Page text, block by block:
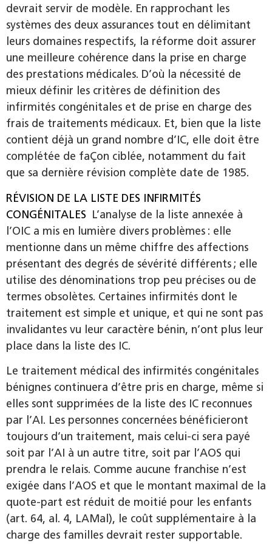
devrait servir de modèle. En rapprochant les
systèmes des deux assurances tout en délimitant
leurs domaines respectifs, la réforme doit assurer
une meilleure cohérence dans la prise en charge
des prestations médicales. D’où la nécessité de
mieux définir les critères de définition des
infirmités congénitales et de prise en charge des
frais de traitements médicaux. Et, bien que la liste
contient déjà un grand nombre d’IC, elle doit être
complétée de faÇon ciblée, notamment du fait
que sa dernière révision complète date de 1985.
RÉVISION DE LA LISTE DES INFIRMITÉS
CONGÉNITALES L’analyse de la liste annexée à
l’OIC a mis en lumière divers problèmes : elle
mentionne dans un même chiffre des affections
présentant des degrés de sévérité différents ; elle
utilise des dénominations trop peu précises ou de
termes obsolètes. Certaines infirmités dont le
traitement est simple et unique, et qui ne sont pas
invalidantes vu leur caractère bénin, n’ont plus leur
place dans la liste des IC.
Le traitement médical des infirmités congénitales
bénignes continuera d’être pris en charge, même si
elles sont supprimées de la liste des IC reconnues
par l’AI. Les personnes concernées bénéficieront
toujours d’un traitement, mais celui-ci sera payé
soit par l’AI à un autre titre, soit par l’AOS qui
prendra le relais. Comme aucune franchise n’est
exigée dans l’AOS et que le montant maximal de la
quote-part est réduit de moitié pour les enfants
(art. 64, al. 4, LAMal), le coût supplémentaire à la
charge des familles devrait rester supportable.